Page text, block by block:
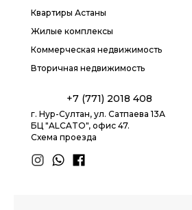
Квартиры Астаны
Жилые комплексы
Коммерческая недвижимость
Вторичная недвижимость
+7 (771) 2018 408
г. Нур-Султан, ул. Сатпаева 13А
БЦ "ALCATO", офис 47.
Схема проезда